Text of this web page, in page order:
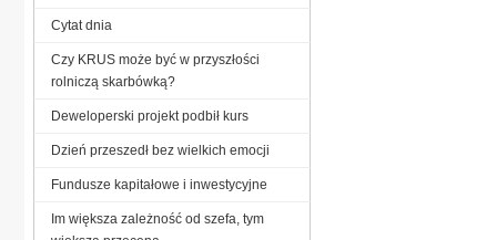
Cytat dnia
Czy KRUS może być w przyszłości
rolniczą skarbówką?
Deweloperski projekt podbił kurs
Dzień przeszedł bez wielkich emocji
Fundusze kapitałowe i inwestycyjne
Im większa zależność od szefa, tym